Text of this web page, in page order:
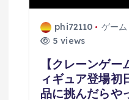
phi72110 ゲーム
5 views
【クレーンゲ
ィギュア登場初
品に挑んだらや